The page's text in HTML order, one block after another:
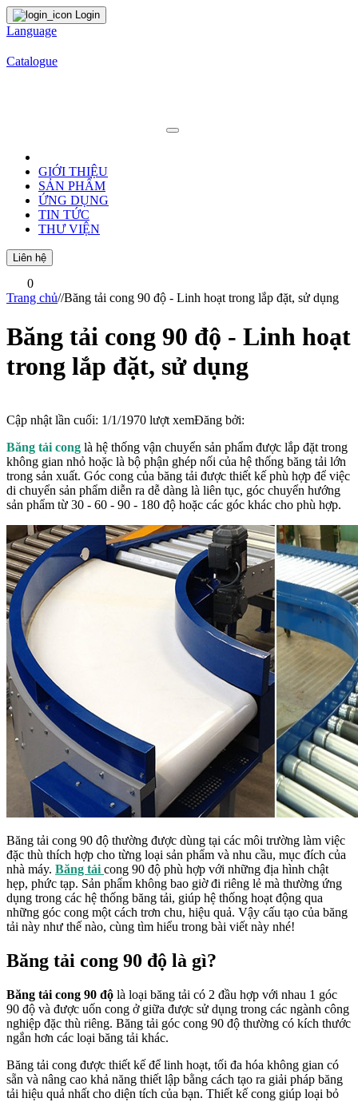
Login
Language
Catalogue
GIỚI THIỆU
SẢN PHẨM
ỨNG DỤNG
TIN TỨC
THƯ VIỆN
Liên hệ
0
Trang chủ//Băng tải cong 90 độ - Linh hoạt trong lắp đặt, sử dụng
Băng tải cong 90 độ - Linh hoạt
trong lắp đặt, sử dụng
Cập nhật lần cuối: 1/1/1970 lượt xemĐăng bởi:
Băng tải cong là hệ thống vận chuyển sản phẩm được lắp đặt trong
không gian nhỏ hoặc là bộ phận ghép nối của hệ thống băng tải lớn
trong sản xuất. Góc cong của băng tải được thiết kế phù hợp để việc
di chuyển sản phẩm diễn ra dễ dàng là liên tục, góc chuyển hướng
sản phẩm từ 30 - 60 - 90 - 180 độ hoặc các góc khác cho phù hợp.
Băng tải cong 90 độ thường được dùng tại các môi trường làm việc
đặc thù thích hợp cho từng loại sản phẩm và nhu cầu, mục đích của
nhà máy. Băng tải cong 90 độ phù hợp với những địa hình chật
hẹp, phức tạp. Sản phẩm không bao giờ đi riêng lẻ mà thường ứng
dụng trong các hệ thống băng tải, giúp hệ thống hoạt động qua
những góc cong một cách trơn chu, hiệu quả. Vậy cấu tạo của băng
tải này như thế nào, cùng tìm hiểu trong bài viết này nhé!
Băng tải cong 90 độ là gì?
Băng tải cong 90 độ là loại băng tải có 2 đầu hợp với nhau 1 góc
90 độ và được uốn cong ở giữa được sử dụng trong các ngành công
nghiệp đặc thù riêng. Băng tải góc cong 90 độ thường có kích thước
ngắn hơn các loại băng tải khác.
Băng tải cong được thiết kế để linh hoạt, tối đa hóa không gian có
sẵn và nâng cao khả năng thiết lập bằng cách tạo ra giải pháp băng
tải hiệu quả nhất cho diện tích của bạn. Thiết kế cong giúp loại bỏ